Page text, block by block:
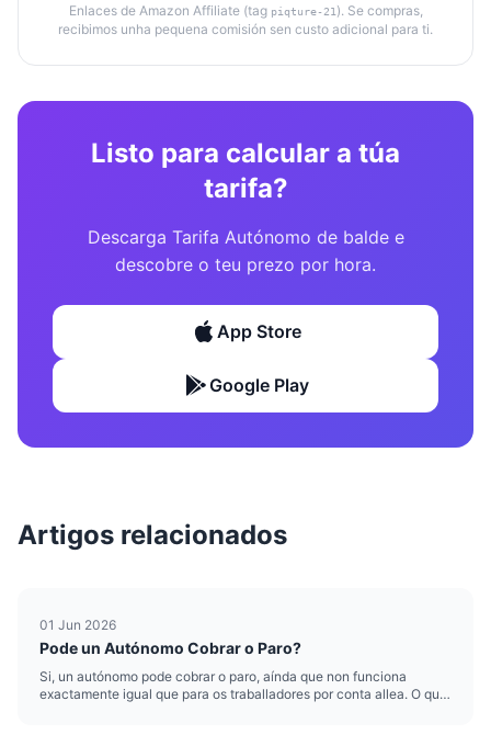
Enlaces de Amazon Affiliate (tag piqture-21 ). Se compras,
recibimos unha pequena comisión sen custo adicional para ti.
Listo para calcular a túa
tarifa?
Descarga Tarifa Autónomo de balde e
descobre o teu prezo por hora.
App Store
Google Play
Artigos relacionados
01 Jun 2026
Pode un Autónomo Cobrar o Paro?
Si, un autónomo pode cobrar o paro, aínda que non funciona
exactamente igual que para os traballadores por conta allea. O que